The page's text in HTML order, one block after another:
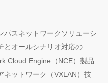
パスネットワークソリューシ
とオールシナリオ対応の
Cloud Engine（NCE）製品
ネットワーク（VXLAN）技